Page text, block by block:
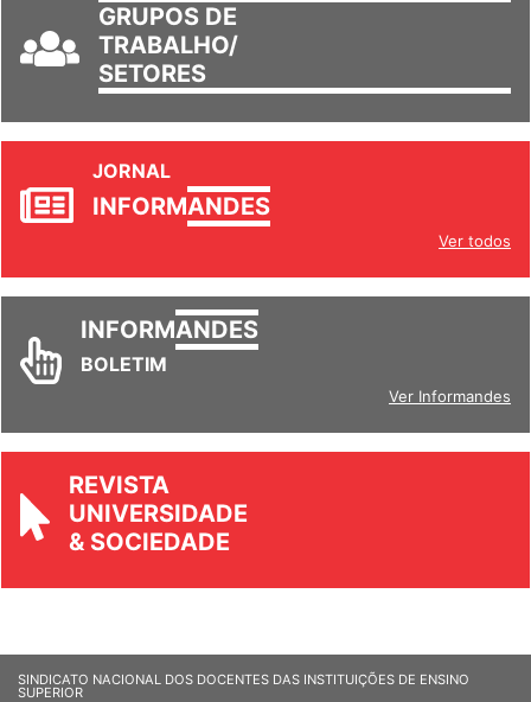
GRUPOS DE
TRABALHO/
SETORES
JORNAL
INFORMANDES
Ver todos
INFORMANDES
BOLETIM
Ver Informandes
REVISTA
UNIVERSIDADE
& SOCIEDADE
SINDICATO NACIONAL DOS DOCENTES DAS INSTITUIÇÕES DE ENSINO
SUPERIOR